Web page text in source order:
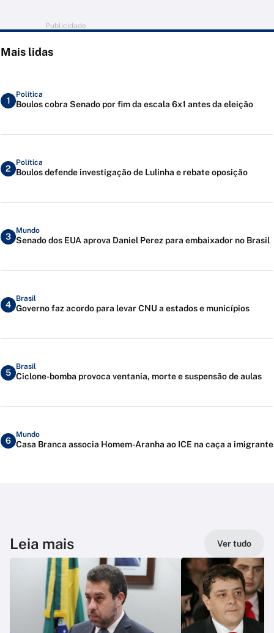
Publicidade
Mais lidas
1
Política
Boulos cobra Senado por fim da escala 6x1 antes da eleição
2
Política
Boulos defende investigação de Lulinha e rebate oposição
3
Mundo
Senado dos EUA aprova Daniel Perez para embaixador no Brasil
4
Brasil
Governo faz acordo para levar CNU a estados e municípios
5
Brasil
Ciclone-bomba provoca ventania, morte e suspensão de aulas
6
Mundo
Casa Branca associa Homem-Aranha ao ICE na caça a imigrante
Leia mais Ver tudo